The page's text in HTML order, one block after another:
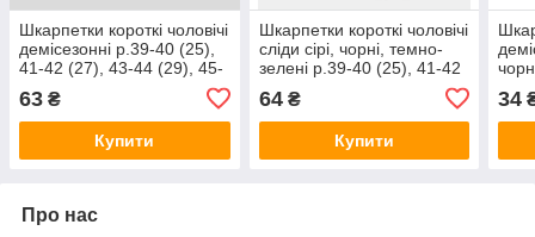
Шкарпетки короткі чоловічі
демісезонні р.39-40 (25),
41-42 (27), 43-44 (29), 45-
чорні Twinsocks
63 ₴
Купити
Шкарпетки короткі чоловічі
сліди сірі, чорні, темно-
зелені р.39-40 (25), 41-42
(27), 43-44 (29) Twinsocks
64₴
Купити
34
Про нас